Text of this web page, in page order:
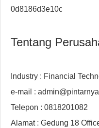
0d8186d3e10c
Tentang
Industry : Financial
e-mail :
Telepon : 0818201082
Alamat : Gedung 18